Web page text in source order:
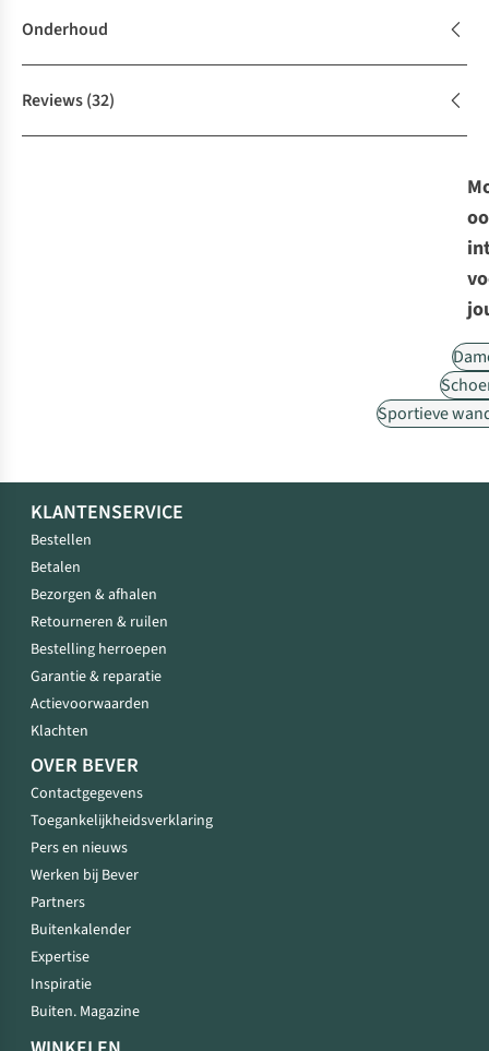
Onderhoud
Reviews(32)
Sportieve
KLANTENSERVICE
Bestellen
Betalen
Bezorgen & afhalen
Retourneren & ruilen
Bestelling herroepen
Garantie & reparatie
Actievoorwaarden
Klachten
OVER BEVER
Contactgegevens
Toegankelijkheidsverklaring
Pers en nieuws
Werken bij Bever
Partners
Buitenkalender
Expertise
Inspiratie
Buiten. Magazine